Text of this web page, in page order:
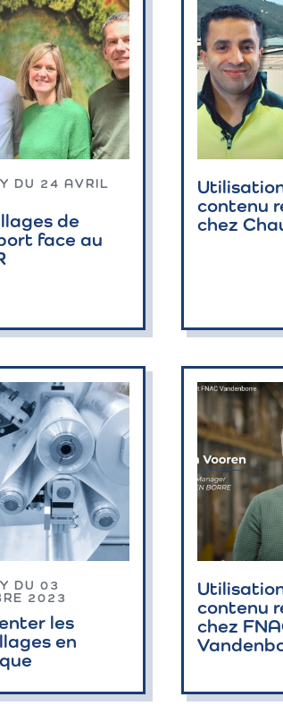
DU 24 AVRIL
de
face au
contenu
chez
DU 03
2023
les
en
contenu
chez